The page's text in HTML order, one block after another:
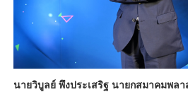
นายวิบูลย์ พึงประเสริฐ นายกสมาคมพล